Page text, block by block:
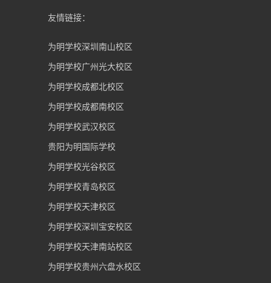
友情链接：
为明学校深圳南山校区
为明学校广州光大校区
为明学校成都北校区
为明学校成都南校区
为明学校武汉校区
贵阳为明国际学校
为明学校光谷校区
为明学校青岛校区
为明学校天津校区
为明学校深圳宝安校区
为明学校天津南站校区
为明学校贵州六盘水校区